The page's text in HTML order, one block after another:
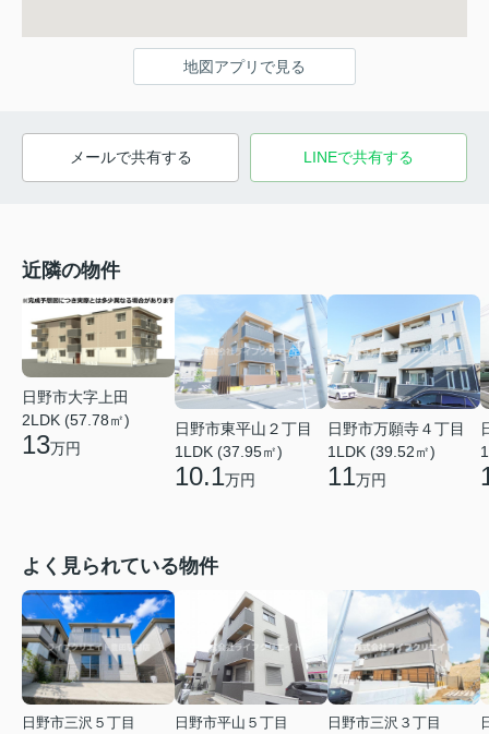
地図アプリで見る
メールで共有する LINEで共有する
近隣の物件
日野市大字上田
2LDK (57.78㎡)
13万円
日野市東平山２丁目
1LDK (37.95㎡)
10.1万円
日野市万願寺４丁目
1LDK (39.52㎡)
11万円
よく見られている物件
日野市三沢５丁目
日野市平山５丁目
日野市三沢３丁目